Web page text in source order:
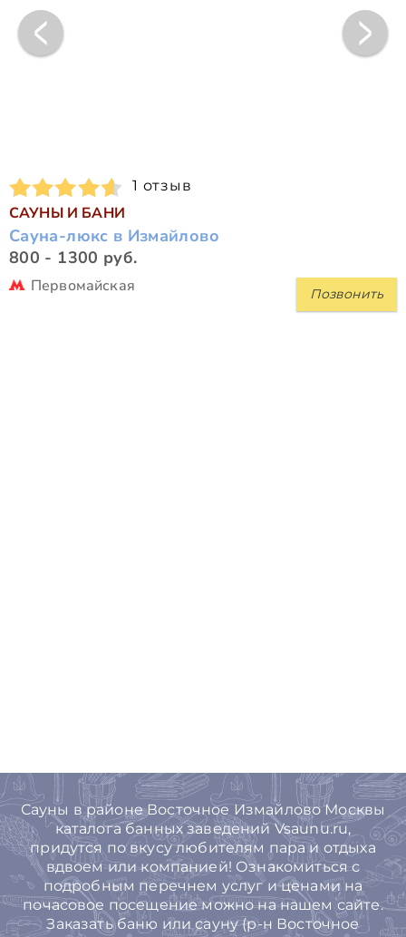
1 отзыв
САУНЫ И БАНИ
Сауна-люкс в Измайлово
800 - 1300 руб.
Позвонить
Первомайская
Сауны в районе Восточное Измайлово Москвы
каталога банных заведений Vsaunu.ru,
придутся по вкусу любителям пара и отдыха
вдвоем или компанией! Ознакомиться с
подробным перечнем услуг и ценами на
почасовое посещение можно на нашем сайте.
Заказать баню или сауну (р-н Восточное